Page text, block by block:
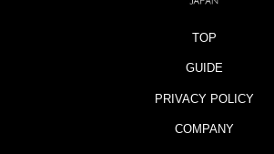
TOP
GUIDE
PRIVACY POLICY
COMPANY